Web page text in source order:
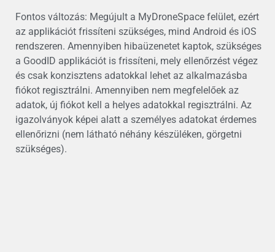
Fontos változás: Megújult a MyDroneSpace felület, ezért
az applikációt frissíteni szükséges, mind Android és iOS
rendszeren. Amennyiben hibaüzenetet kaptok, szükséges
a GoodID applikációt is frissíteni, mely ellenőrzést végez
és csak konzisztens adatokkal lehet az alkalmazásba
fiókot regisztrálni. Amennyiben nem megfelelőek az
adatok, új fiókot kell a helyes adatokkal regisztrálni. Az
igazolványok képei alatt a személyes adatokat érdemes
ellenőrizni (nem látható néhány készüléken, görgetni
szükséges).